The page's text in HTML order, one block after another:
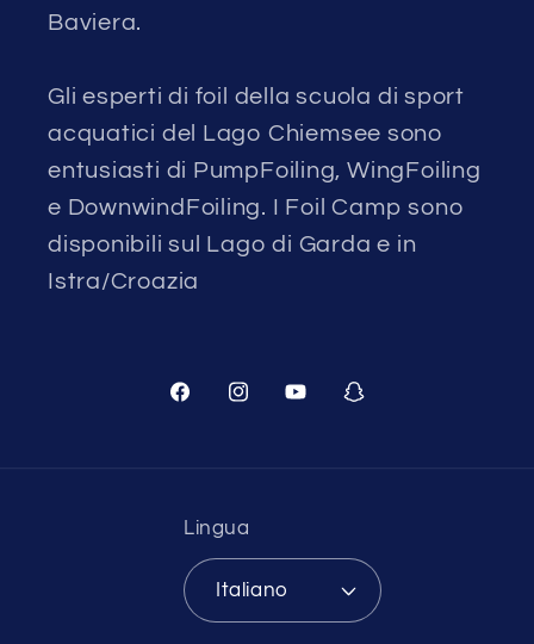
Baviera.
Gli esperti di foil della scuola di sport
acquatici del Lago Chiemsee sono
entusiasti di PumpFoiling, WingFoiling
e DownwindFoiling. I Foil Camp sono
disponibili sul Lago di Garda e in
Istra/Croazia
FacebookInstagramYouTubeSnapchat
Lingua
Italiano